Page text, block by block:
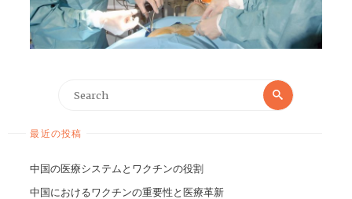
最近の投稿
中国の医療システムとワクチンの役割
中国におけるワクチンの重要性と医療革新